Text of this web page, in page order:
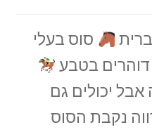
סוס בעלי
דוהרים בטבע
יכולים גם
נקבת הסוס